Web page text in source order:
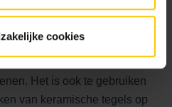
cookies
niet nodig. Deze lijm is
in onze tuin nooit
Het is ook te gebruiken
van keramische tegels op